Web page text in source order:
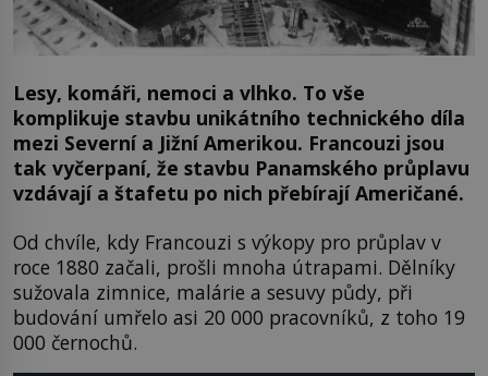
Lesy, komáři, nemoci a vlhko. To vše
komplikuje stavbu unikátního technického díla
mezi Severní a Jižní Amerikou. Francouzi jsou
tak vyčerpaní, že stavbu Panamského průplavu
vzdávají a štafetu po nich přebírají Američané.
Od chvíle, kdy Francouzi s výkopy pro průplav v
roce 1880 začali, prošli mnoha útrapami. Dělníky
sužovala zimnice, malárie a sesuvy půdy, při
budování umřelo asi 20 000 pracovníků, z toho 19
000 černochů.